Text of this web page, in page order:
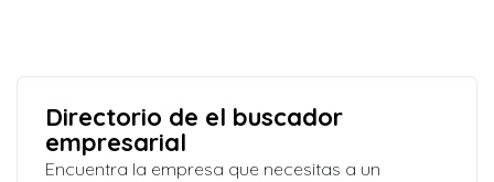
Directorio de el buscador
empresarial
Encuentra la empresa que necesitas a un